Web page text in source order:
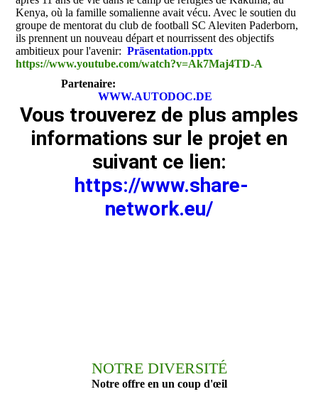
Kenya, où la famille somalienne avait vécu. Avec le soutien du
groupe de mentorat du club de football SC Aleviten Paderborn,
ils prennent un nouveau départ et nourrissent des objectifs
ambitieux pour l'avenir:Präsentation.pptx
https://www.youtube.com/watch?v=Ak7Maj4TD-A
Partenaire:
WWW.AUTODOC.DE
Vous trouverez de plus amples
informations sur le projet en
suivant ce lien:
https://www.share-
network.eu/
NOTRE DIVERSITÉ
Notre offre en un coup d'œil